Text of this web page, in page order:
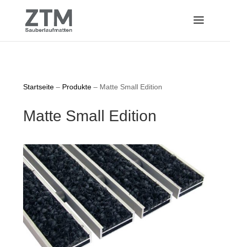
Startseite– Produkte– Matte Small Edition
Matte Small Edition